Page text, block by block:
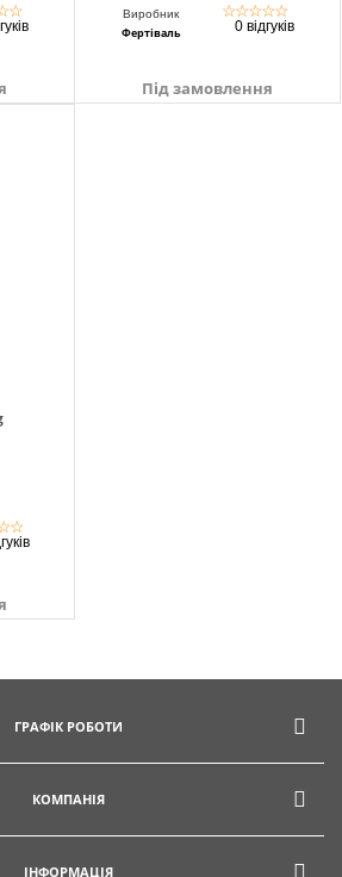
☆
Виробник
Фертіваль
☆☆☆☆☆
0 відгуків
Під замовлення
☆
ГРАФІК РОБОТИ
КОМПАНІЯ
ІНФОРМАЦІЯ